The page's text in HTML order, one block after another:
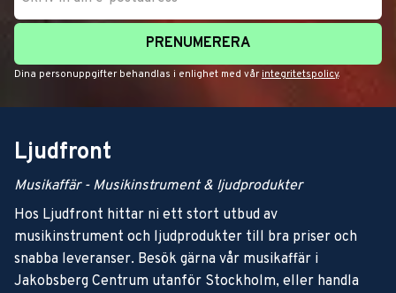
PRENUMERERA
Dina personuppgifter behandlas i enlighet med vår integritetspolicy.
Ljudfront
Musikaffär - Musikinstrument & ljudprodukter
Hos Ljudfront hittar ni ett stort utbud av
musikinstrument och ljudprodukter till bra priser och
snabba leveranser. Besök gärna vår musikaffär i
Jakobsberg Centrum utanför Stockholm, eller handla